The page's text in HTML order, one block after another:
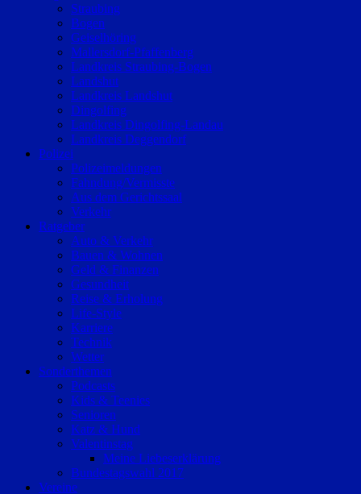
Straubing
Bogen
Geiselhöring
Mallersdorf-Pfaffenberg
Landkreis Straubing-Bogen
Landshut
Landkreis Landshut
Dingolfing
Landkreis Dingolfing-Landau
Landkreis Deggendorf
Polizei
Polizeimeldungen
Fahndung/Vermisste
Aus dem Gerichtssaal
Verkehr
Ratgeber
Auto & Verkehr
Bauen & Wohnen
Geld & Finanzen
Gesundheit
Reise & Erholung
Life-Style
Karriere
Technik
Wetter
Sonderthemen
Podcasts
Kids & Teenies
Senioren
Katz & Hund
Valentinstag
Meine Liebeserklärung
Bundestagswahl 2017
Vereine